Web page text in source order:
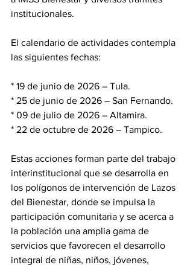
institucionales.
El calendario de actividades contempla
las siguientes fechas:
* 19 de junio de 2026 – Tula.
* 25 de junio de 2026 – San Fernando.
* 09 de julio de 2026 – Altamira.
* 22 de octubre de 2026 – Tampico.
Estas acciones forman parte del trabajo
interinstitucional que se desarrolla en
los polígonos de intervención de Lazos
del Bienestar, donde se impulsa la
participación comunitaria y se acerca a
la población una amplia gama de
servicios que favorecen el desarrollo
integral de niñas, niños, jóvenes,